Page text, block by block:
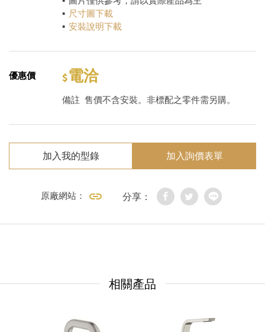
▪ 尺寸圖下載
▪ 安裝說明下載
優惠價 電洽
備註 售價不含安裝。非標配之零件需另購。
加入我的型錄 加入詢價表單
原廠網站： 分享：
相關產品